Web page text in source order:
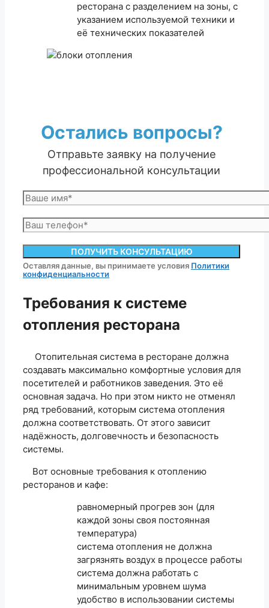
ресторана с разделением на зоны, с
указанием используемой техники и
её технических показателей
Остались вопросы?
Отправьте заявку на получение
профессиональной консультации
Оставляя данные, вы принимаете условия Политики
конфиденциальности
Требования к системе
отопления ресторана
Отопительная система в ресторане должна
создавать максимально комфортные условия для
посетителей и работников заведения. Это её
основная задача. Но при этом никто не отменял
ряд требований, которым система отопления
должна соответствовать. От этого зависит
надёжность, долговечность и безопасность
системы.
Вот основные требования к отоплению
ресторанов и кафе:
равномерный прогрев зон (для
каждой зоны своя постоянная
температура)
система отопления не должна
загрязнять воздух в процессе работы
система должна работать с
минимальным уровнем шума
удобство в использовании системы